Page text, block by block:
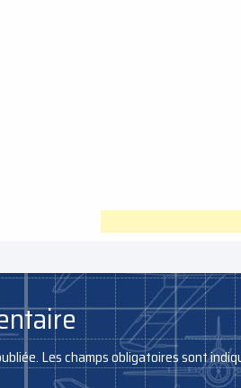
Les champs obligatoires sont